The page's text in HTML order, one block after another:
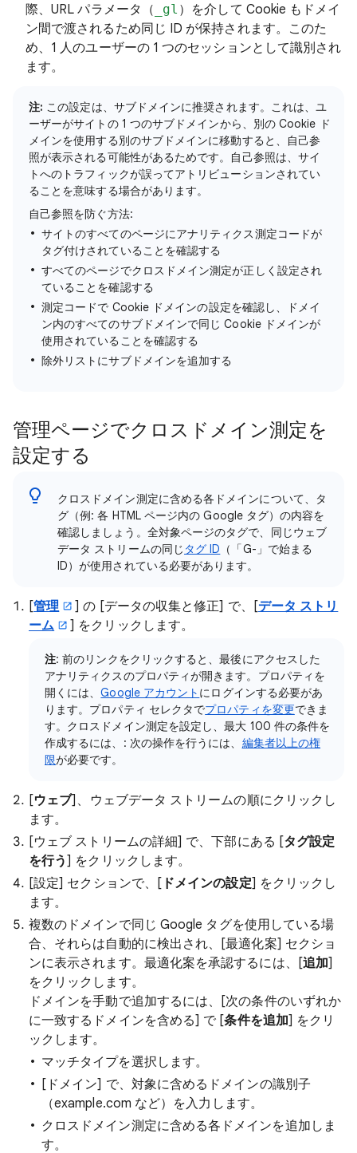
際、URL パラメータ（
_gl ）を介して Cookie もドメイ
ン間で渡されるため同じ ID が保持されます。このた
め、1 人のユーザーの 1 つのセッションとして識別され
ます。
注: この設定は、サブドメインに推奨されます。これは、ユ
ーザーがサイトの 1 つのサブドメインから、別の Cookie ド
メインを使用する別のサブドメインに移動すると、自己参
照が表示される可能性があるためです。自己参照は、サイ
トへのトラフィックが誤ってアトリビューションされてい
ることを意味する場合があります。
自己参照を防ぐ方法:
サイトのすべてのページにアナリティクス測定コードが
タグ付けされていることを確認する
すべてのページでクロスドメイン測定が正しく設定され
ていることを確認する
測定コードで Cookie ドメインの設定を確認し、ドメイ
ン内のすべてのサブドメインで同じ Cookie ドメインが
使用されていることを確認する
除外リストにサブドメインを追加する
管理ページでクロスドメイン測定を
設定する
クロスドメイン測定に含める各ドメインについて、タ
グ（例: 各 HTML ページ内の Google タグ）の内容を
確認しましょう。全対象ページのタグで、同じウェブ
データ ストリームの同じ タグ ID （「G-」で始まる
ID）が使用されている必要があります。
[管理 ] の [データの収集と修正] で、[データ ストリ
ーム
] をクリックします。
注: 前のリンクをクリックすると、最後にアクセスした
アナリティクスのプロパティが開きます。プロパティを
開くには、Google アカウント にログインする必要があ
ります。プロパティ セレクタでプロパティを変更できま
す。クロスドメイン測定を設定し、最大 100 件の条件を
作成するには、: 次の操作を行うには、 編集者以上の権
限が必要です。
[ウェブ]、ウェブデータ ストリームの順にクリックし
ます。
[ウェブ ストリームの詳細] で、下部にある [タグ設定
を行う] をクリックします。
[設定] セクションで、[ ドメインの設定] をクリックし
ます。
複数のドメインで同じ Google タグを使用している場
合、それらは自動的に検出され、[最適化案] セクショ
ンに表示されます。最適化案を承認するには、[追加]
をクリックします。
ドメインを手動で追加するには、[次の条件のいずれか
に一致するドメインを含める] で [条件を追加] をクリ
ックします。
マッチタイプを選択します。
[ドメイン] で、対象に含めるドメインの識別子
（example.com など）を入力します。
クロスドメイン測定に含める各ドメインを追加しま
す。